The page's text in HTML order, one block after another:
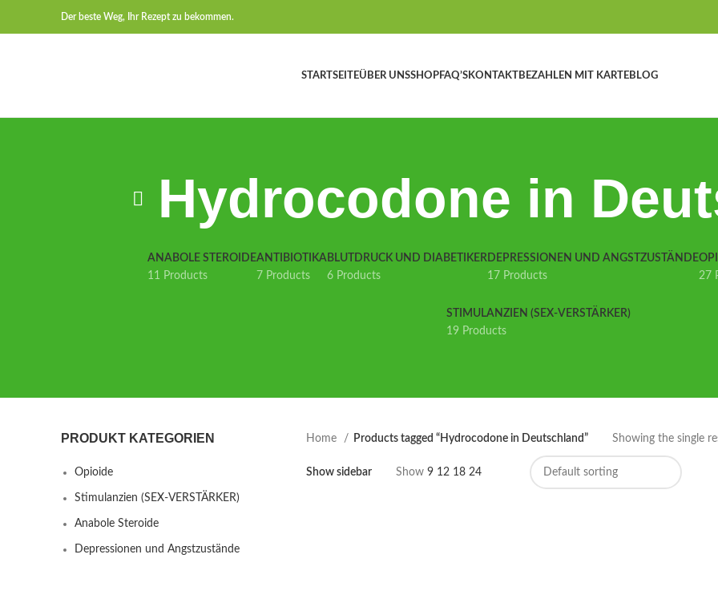
Der beste Weg, Ihr Rezept zu bekommen.
STARTSEITEÜBER UNSSHOPFAQ’SKONTAKTBEZAHLEN MIT KARTEBLOG
Hydrocodone in
ANABOLE STEROIDE
11 Products
ANTIBIOTIKA
7 Products
BLUTDRUCK UND DIABETIKER
6 Products
DEPRESSIONEN UND ANGSTZUSTÄNDE
17 Products
27
STIMULANZIEN (SEX-VERSTÄRKER)
19 Products
PRODUKT KATEGORIEN
Opioide
Stimulanzien (SEX-VERSTÄRKER)
Anabole Steroide
Depressionen und Angstzustände
Home Products tagged “Hydrocodone in Deutschland” Showing the single
Show sidebar Show 9 12 18 24